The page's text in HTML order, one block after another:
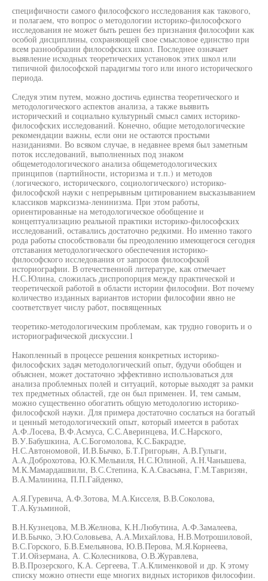
специфичности самого философского исследования как такового,
и полагаем, что вопрос о методологии историко-философского
исследования не может быть решен без признания философии как
особой дисциплины, сохраняющей свое смысловое единство при
всем разнообразии философских школ. Последнее означает
выявление исходных теоретических установок этих школ или
типичной философской парадигмы того или иного исторического
периода.
Следуя этим путем, можно достичь единства теоретического и
методологического аспектов анализа, а также выявить
исторический и социально культурный смысл самих историко-
философских исследований. Конечно, общие методологические
рекомендации важны, если они не остаются простыми
назиданиями. Во всяком случае, в недавнее время был заметным
поток исследований, выполненных под знаком
общеметодологического анализа общеметодологических
принципов (партийности, историзма и т.п.) и методов
(логического, исторического, социологического) историко-
философской науки с непрерывным цитированием высказыванием
классиков марксизма-ленинизма. При этом работы,
ориентированные на методологическое обобщение и
концептуализацию реальной практики историко-философских
исследований, оставались достаточно редкими. Но именно такого
рода работы способствовали бы преодолению имеющегося сегодня
отставания методологического обеспечения историко-
философского исследования от запросов философской
историографии. В отечественной литературе, как отмечает
Н.С.Юлина, сложилась диспропорция между практической и
теоретической работой в области истории философии. Вот почему
количество изданных вариантов истории философии явно не
соответствует числу работ, посвященных
теоретико-методологическим проблемам, как трудно говорить и о
историографической дискуссии.1
Накопленный в процессе решения конкретных историко-
философских задач методологический опыт, будучи обобщен и
объяснен, может достаточно эффективно использоваться для
анализа проблемных полей и ситуаций, которые выходят за рамки
тех предметных областей, где он был применен. И, тем самым,
можно существенно обогатить общую методологию историко-
философской науки. Для примера достаточно сослаться на богатый
и ценный методологический опыт, который имеется в работах
А.Ф.Лосева, В.Ф.Асмуса, С.С.Аверинцева, И.С.Нарского,
В.У.Бабушкина, А.С.Богомолова, К.С.Бакрадзе,
Н.С.Автономовой, И.В.Бычко, Б.Т.Григорьян, А.В.Гулыги,
А.А.Доброхотова, Ю.К.Мельвиля, Н.С.Юлиной, А.Н.Чанышева,
М.К.Мамардашвили, В.С.Степина, К.А.Свасьяна, Г.М.Тавризян,
В.А.Малинина, П.П.Гайденко,
A.Я.Гуревича, А.Ф.Зотова, М.А.Кисселя, В.В.Соколова,
Т.А.Кузьминой,
B.Н.Кузнецова, М.В.Желнова, К.Н.Любутина, А.Ф.Замалеева,
И.В.Бычко, Э.Ю.Соловьева, А.А.Михайлова, Н.В.Мотрошиловой,
В.С.Горского, Б.В.Емельянова, Ю.В.Перова, М.Я.Корнеева,
Т.И.Ойзермана, А. С.Колесникова, О.В.Журавлева,
В.В.Прозерского, К.А. Сергеева, Т.А.Клименковой и др. К этому
списку можно отнести еще многих видных историков философии.